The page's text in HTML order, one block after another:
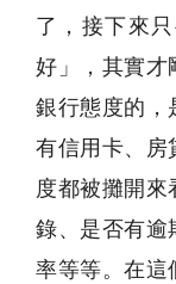
了，接下來
好」，其實才
銀行態度的，
有信用卡、房
度都被攤開
錄、是否有逾
率等等。在這